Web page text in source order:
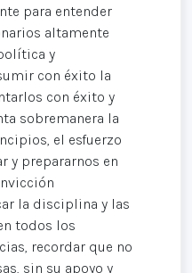
para entender
altamente
y
con éxito la
con éxito y
sobremanera la
el esfuerzo
y prepararnos en
la disciplina y las
todos los
recordar que no
sin su apoyo y